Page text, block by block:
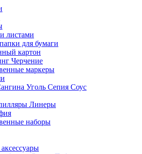
листами
для бумаги
картон
Черчение
маркеры
Уголь Сепия Соус
Линеры
наборы